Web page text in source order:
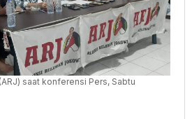
saat konferensi Pers, Sabtu